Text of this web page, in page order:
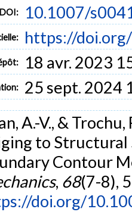
DOI: 10.1007/
https://
18 avr. 2023
25 sept. 2024
A.-V., &
to Structural
Contour
, 68(7-8),
doi.org/